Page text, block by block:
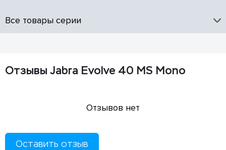
Все товары серии
Отзывы Jabra Evolve 40 MS Mono
Отзывов нет
Оставить отзыв